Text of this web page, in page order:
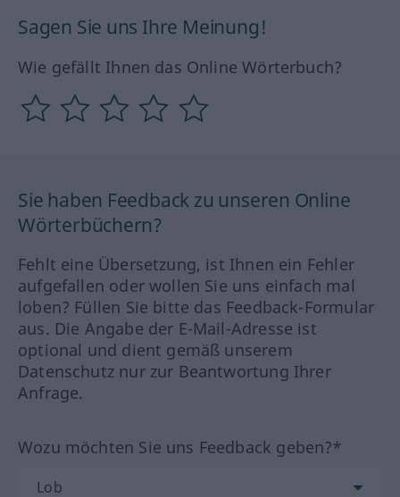
Sagen Sie uns Ihre Meinung!
Wie gefällt Ihnen das Online Wörterbuch?
Sie haben Feedback zu unseren Online
Wörterbüchern?
Fehlt eine Übersetzung, ist Ihnen ein Fehler
aufgefallen oder wollen Sie uns einfach mal
loben? Füllen Sie bitte das Feedback-Formular
aus. Die Angabe der E-Mail-Adresse ist
optional und dient gemäß unserem
Datenschutz nur zur Beantwortung Ihrer
Anfrage.
Wozu möchten Sie uns Feedback geben?*